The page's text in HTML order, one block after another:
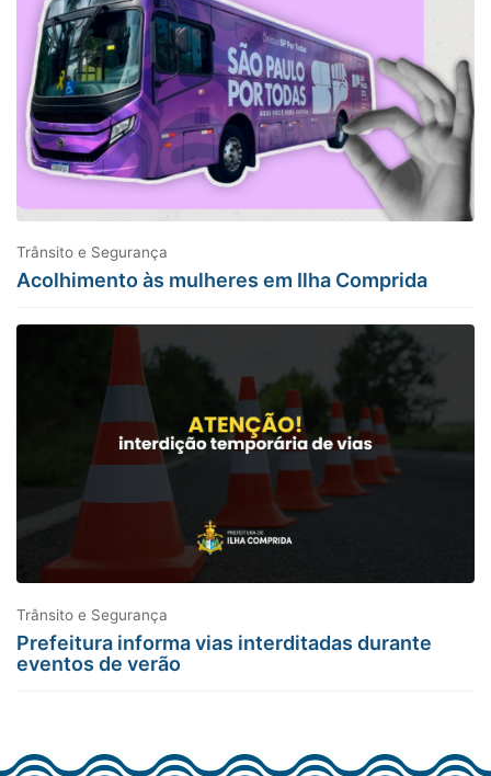
Trânsito e Segurança
Acolhimento às mulheres em Ilha Comprida
Trânsito e Segurança
Prefeitura informa vias interditadas durante
eventos de verão